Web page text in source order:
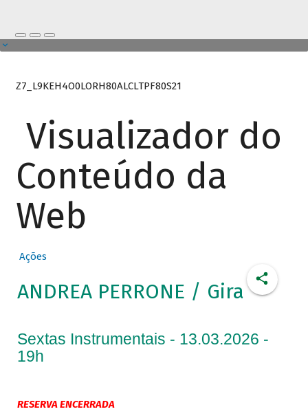
Z7_L9KEH4O0LORH80ALCLTPF80S21
Visualizador do
Conteúdo da
Web
Ações
ANDREA PERRONE / Gira
Sextas Instrumentais - 13.03.2026 -
19h
RESERVA ENCERRADA